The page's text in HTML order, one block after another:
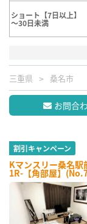
ショート【7日以上】
～30日未満
三重県 桑名市
お問合
割引キャンペーン
Kマンスリー桑名駅
1R-【角部屋】